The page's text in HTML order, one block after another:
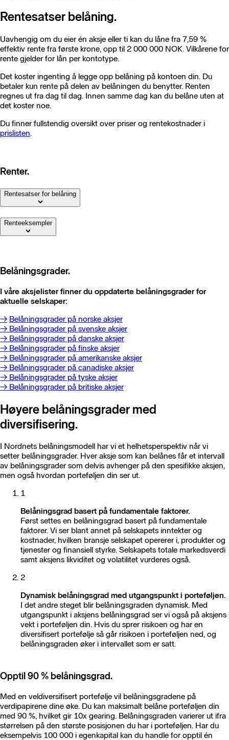
Rentesatser belåning.
Uavhengig om du eier én aksje eller ti kan du låne fra 7,59 %
effektiv rente fra første krone, opp til 2 000 000 NOK. Vilkårene for
rente gjelder for lån per kontotype.
Det koster ingenting å legge opp belåning på kontoen din. Du
betaler kun rente på delen av belåningen du benytter. Renten
regnes ut fra dag til dag. Innen samme dag kan du belåne uten at
det koster noe.
Du finner fullstendig oversikt over priser og rentekostnader i
prislisten.
Renter.
Rentesatser for belåning
Renteeksempler
Belåningsgrader.
I våre aksjelister finner du oppdaterte belåningsgrader for
aktuelle selskaper:
→ Belåningsgrader på norske aksjer
→ Belåningsgrader på svenske aksjer
→ Belåningsgrader på danske aksjer
→ Belåningsgrader på finske aksjer
→ Belåningsgrader på amerikanske aksjer
→ Belåningsgrader på canadiske aksjer
→ Belåningsgrader på tyske aksjer
→ Belåningsgrader på britiske aksjer
Høyere belåningsgrader med
diversifisering.
I Nordnets belåningsmodell har vi et helhetsperspektiv når vi
setter belåningsgrader. Hver aksje som kan belånes får et intervall
av belåningsgrader som delvis avhenger på den spesifikke aksjen,
men også hvordan porteføljen din ser ut.
1
Belåningsgrad basert på fundamentale faktorer.
Først settes en belåningsgrad basert på fundamentale
faktorer. Vi ser blant annet på selskapets inntekter og
kostnader, hvilken bransje selskapet opererer i, produkter og
tjenester og finansiell styrke. Selskapets totale markedsverdi
samt aksjens likviditet og volatilitet vurderes også.
2
Dynamisk belåningsgrad med utgangspunkt i porteføljen.
I det andre steget blir belåningsgraden dynamisk. Med
utgangspunkt i aksjens belåningsgrad ser vi også på aksjens
vekt i porteføljen din. Hvis du sprer risikoen og har en
diversifisert portefølje så går risikoen i porteføljen ned, og
belåningsgraden øker i intervallet som er satt.
Opptil 90 % belåningsgrad.
Med en veldiversifisert portefølje vil belåningsgradene på
verdipapirene dine øke. Du kan maksimalt belåne porteføljen din
med 90 %, hvilket gir 10x gearing. Belåningsgraden varierer ut ifra
størrelsen på den største posisjonen du har i porteføljen. Har du
eksempelvis 100 000 i egenkapital kan du handle for opptil én